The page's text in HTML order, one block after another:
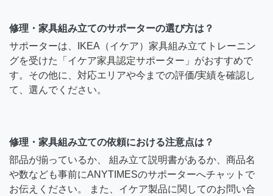
修理・家具組み立てのサポーターの選び方は？
サポーターは、IKEA（イケア）家具組み立てトレーニン
グを受けた「イケア家具認定サポーター」がおすすめで
す。その他に、対応エリアや今までの評価/実績を確認し
て、選んでください。
修理・家具組み立ての依頼における注意点は？
部品が揃っているか、 組み立て説明書があるか、商品名
や数なども事前にANYTIMESのサポーターへチャットで
お伝えください。 また、イケア製品に関してのお問い合